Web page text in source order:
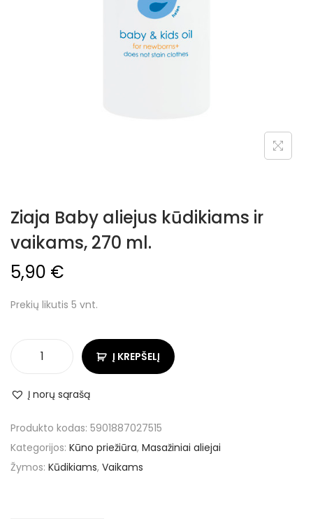
Ziaja Baby aliejus kūdikiams ir
vaikams, 270 ml.
5,90 €
Prekių likutis 5 vnt.
Į KREPŠELĮ
Į norų sąrašą
Produkto kodas: 5901887027515
Kategorijos: Kūno priežiūra, Masažiniai aliejai
Žymos: Kūdikiams, Vaikams